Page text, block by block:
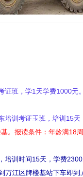
证班，学1天学费1000元。
培训考证玉班，培训15天
。报读条件：年龄满18
培训时间15天，学费23
万江区牌楼基站下车即到